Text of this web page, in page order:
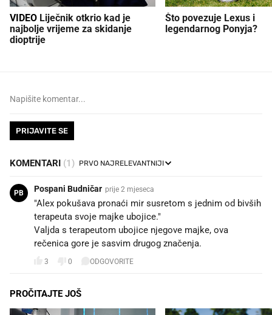
VIDEO
najbolje vrijeme za skidanje
dioptrije
Što povezuje Lexus i
legendarnog Ponyja?
PRIJAVITE SE
KOMENTARI (1)
PB Pospani Budničar prije 2 mjeseca
"Alex pokušava pronaći mir susretom s jednim od bivših
terapeuta svoje majke ubojice."
Valjda s terapeutom ubojice njegove majke, ova
rečenica gore je sasvim drugog značenja.
3 0 ODGOVORITE
PROČITAJTE JOŠ